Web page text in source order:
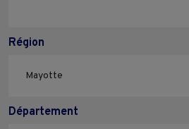
Région
Département